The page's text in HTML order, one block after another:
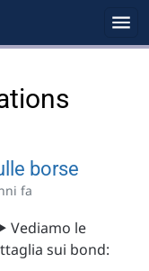
borse
fa
Vediamo le
sui bond: